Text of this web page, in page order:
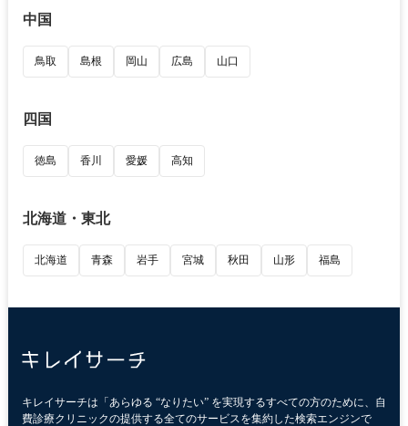
中国
鳥取 島根 岡山 広島 山口
四国
徳島 香川 愛媛 高知
北海道・東北
北海道 青森 岩手 宮城 秋田 山形 福島
キレイサーチは「あらゆる “なりたい” を実現するすべての方のために、自
費診療クリニックの提供する全てのサービスを集約した検索エンジンで